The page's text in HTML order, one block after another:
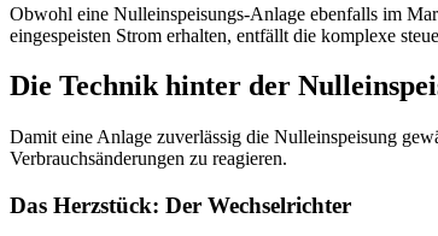
Obwohl eine Nulleinspeisungs-Anlage ebenfalls im
eingespeisten Strom erhalten, entfällt die komplexe
Die Technik hinter der
Damit eine Anlage zuverlässig die Nulleinspeisung
Verbrauchsänderungen zu reagieren.
Das Herzstück: Der Wechselrichter